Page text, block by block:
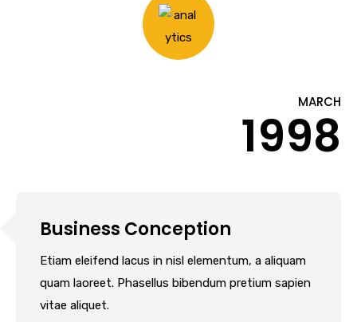
MARCH
1998
Business Conception
Etiam eleifend lacus in nisl elementum, a aliquam
quam laoreet. Phasellus bibendum pretium sapien
vitae aliquet.